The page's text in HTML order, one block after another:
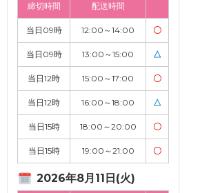
締切時間 配送時間
当日09時 12:00～14:00 〇
当日09時 13:00～15:00 △
当日12時 15:00～17:00 〇
当日12時 16:00～18:00 △
当日15時 18:00～20:00 〇
当日15時 19:00～21:00 〇
2026年8月11日(火)